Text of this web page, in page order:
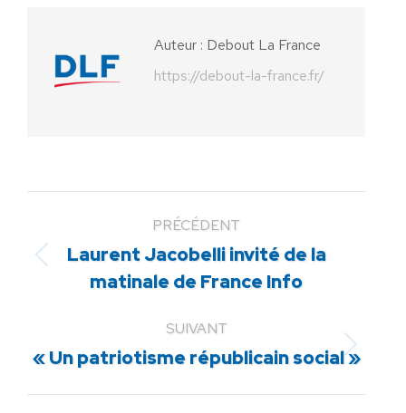
Auteur : Debout La France
https://debout-la-france.fr/
PRÉCÉDENT
Article
précédent
Laurent Jacobelli invité de la
matinale de France Info
SUIVANT
Article
suivant
:
« Un patriotisme républicain social »